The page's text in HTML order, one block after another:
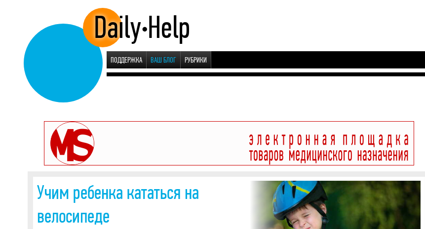
•
ПОДДЕРЖКА ВАШ БЛОГ РУБРИКИ
Учим ребенка кататься на
велосипеде